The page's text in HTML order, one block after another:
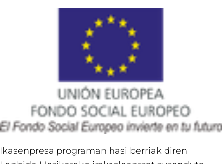
Ikasenpresa programan hasi berriak diren